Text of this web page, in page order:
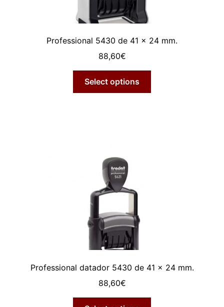
Professional 5430 de 41 x 24 mm.
88,60€
Select options
Professional datador 5430 de 41 x 24 mm.
88,60€